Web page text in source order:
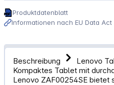
Produktdatenblatt
Informationen nach EU Data Act
Beschreibung
Lenovo
Kompaktes Tablet mit
Lenovo ZAF00254SE bietet